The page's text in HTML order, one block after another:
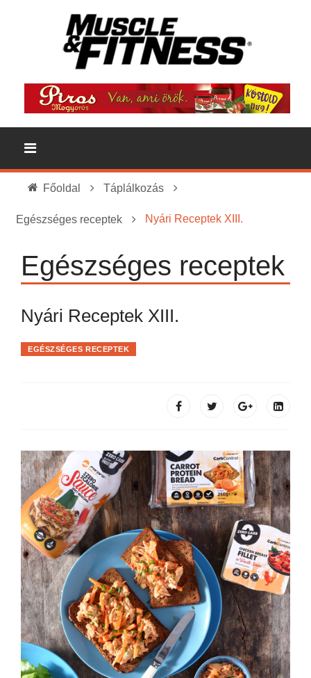
Főoldal Táplálkozás
Egészséges receptek Nyári Receptek XIII.
Egészséges receptek
Nyári Receptek XIII.
EGÉSZSÉGES RECEPTEK